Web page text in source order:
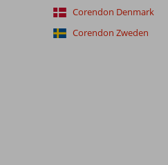
Corendon Denmark
Corendon Zweden